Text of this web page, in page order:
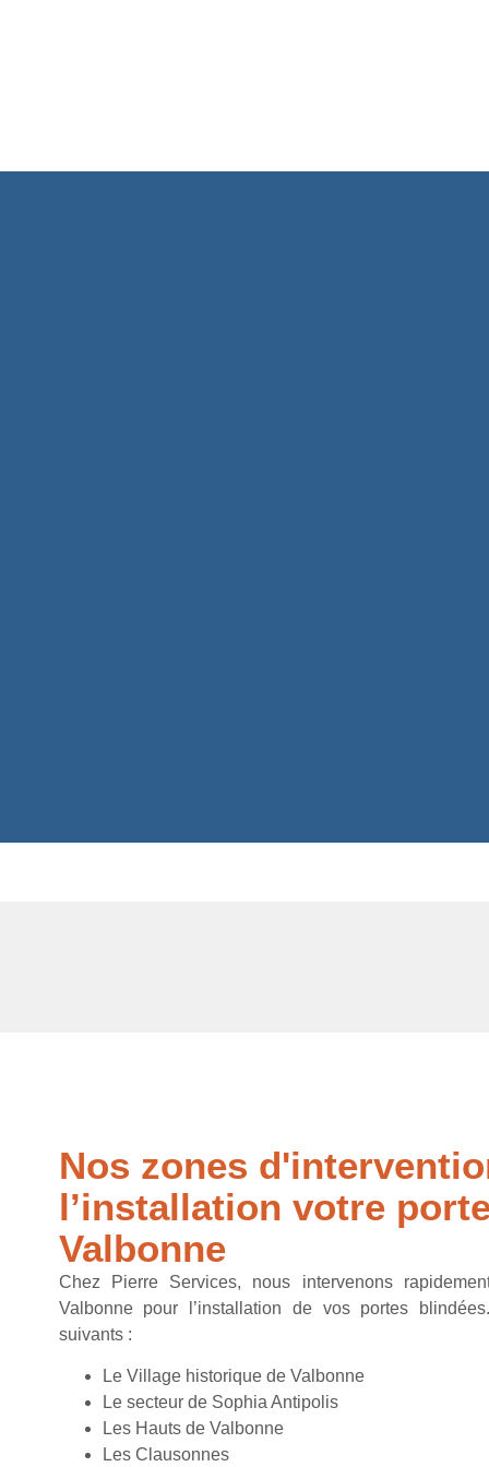
Nos zones
l’installation votre
Valbonne
Chez Pierre Services, nous intervenons
Valbonne pour l’installation de vos portes
suivants :
Le Village historique de Valbonne
Le secteur de Sophia Antipolis
Les Hauts de Valbonne
Les Clausonnes